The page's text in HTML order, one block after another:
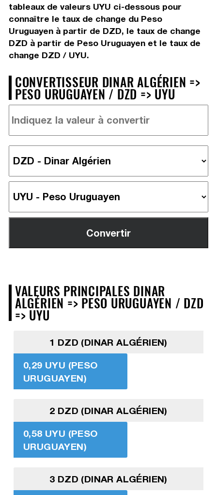
tableaux de valeurs UYU ci-dessous pour
connaître le taux de change du Peso
Uruguayen à partir de DZD, le taux de change
DZD à partir de Peso Uruguayen et le taux de
change DZD / UYU.
CONVERTISSEUR DINAR ALGÉRIEN =>
PESO URUGUAYEN / DZD => UYU
VALEURS PRINCIPALES DINAR
ALGÉRIEN => PESO URUGUAYEN / DZD
=> UYU
1 DZD (DINAR ALGÉRIEN)
0,29 UYU (PESO
URUGUAYEN)
2 DZD (DINAR ALGÉRIEN)
0,58 UYU (PESO
URUGUAYEN)
3 DZD (DINAR ALGÉRIEN)